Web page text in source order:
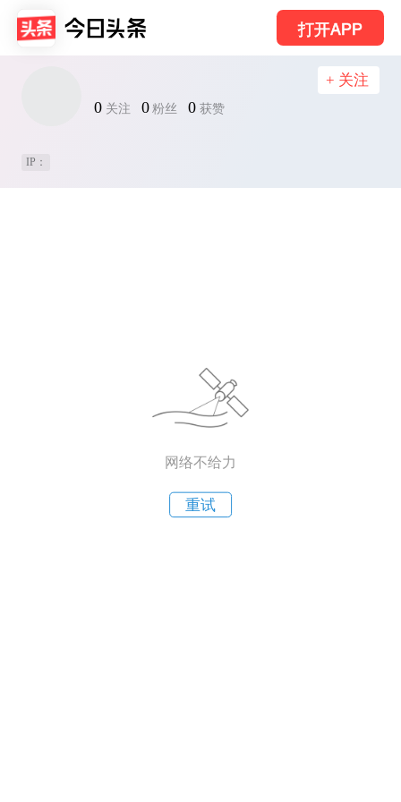
打开APP
0 关注 0 粉丝 0 获赞
+ 关注
IP：
网络不给力
重试